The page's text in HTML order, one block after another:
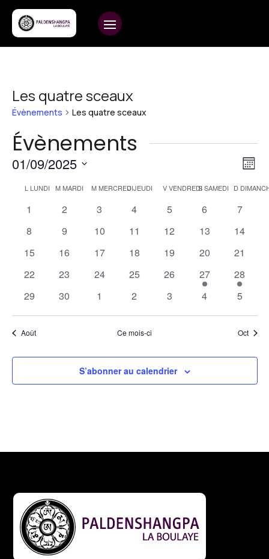
Les quatre sceaux
Évènements Les quatre sceaux
Évènements
Mois
01/09/2025
une
date.
Calendrier
de
Évènements
L LUNDI MMARDI MMERCREDI
JJEUDI VVENDREDISSAMEDI D
0
1
0
2
0
3
0
4
0
5
0
6
0
7
0
8
0
9
0
10
0
11
0
12
0
13
0
14
0
15
0
16
0
17
0
18
0
19
0
20
0
21
0
22
0
23
0
24
0
25
0
évènements
26
1
évènement
27
1
28
0
29
0
30
0
1
0
2
0
3
0
4
0
5
Août Ce mois-ci Oct
S’abonner au calendrier